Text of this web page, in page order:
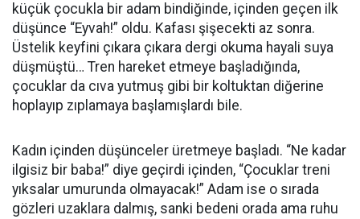
küçük çocukla bir adam bindiğinde, içinden geçen ilk
düşünce “Eyvah!” oldu. Kafası şişecekti az sonra.
Üstelik keyfini çıkara çıkara dergi okuma hayali suya
düşmüştü… Tren hareket etmeye başladığında,
çocuklar da cıva yutmuş gibi bir koltuktan diğerine
hoplayıp zıplamaya başlamışlardı bile.
Kadın içinden düşünceler üretmeye başladı. “Ne kadar
ilgisiz bir baba!” diye geçirdi içinden, “Çocuklar treni
yıksalar umurunda olmayacak!” Adam ise o sırada
gözleri uzaklara dalmış, sanki bedeni orada ama ruhu